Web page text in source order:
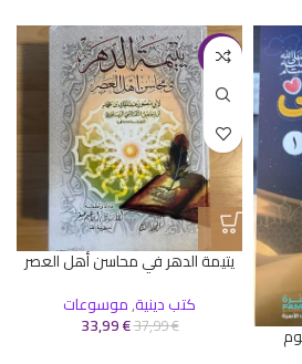
-11%
يتيمة الدهر في محاسن أهل العصر
كتب دينية,موسوعات
37,99€
33,99€